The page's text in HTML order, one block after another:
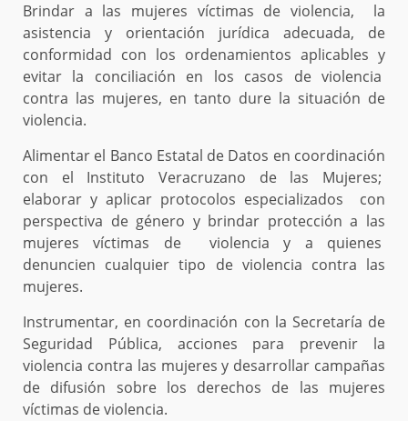
Brindar a las mujeres víctimas de violencia, la
asistencia y orientación jurídica adecuada, de
conformidad con los ordenamientos aplicables y
evitar la conciliación en los casos de violencia
contra las mujeres, en tanto dure la situación de
violencia.
Alimentar el Banco Estatal de Datos en coordinación
con el Instituto Veracruzano de las Mujeres;
elaborar y aplicar protocolos especializados con
perspectiva de género y brindar protección a las
mujeres víctimas de violencia y a quienes
denuncien cualquier tipo de violencia contra las
mujeres.
Instrumentar, en coordinación con la Secretaría de
Seguridad Pública, acciones para prevenir la
violencia contra las mujeres y desarrollar campañas
de difusión sobre los derechos de las mujeres
víctimas de violencia.